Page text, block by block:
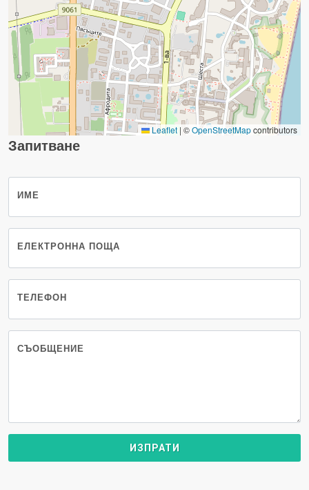
Leaflet | ©OpenStreetMapcontributors
Запитване
ИМЕ
ЕЛЕКТРОННА ПОЩА
ТЕЛЕФОН
СЪОБЩЕНИЕ